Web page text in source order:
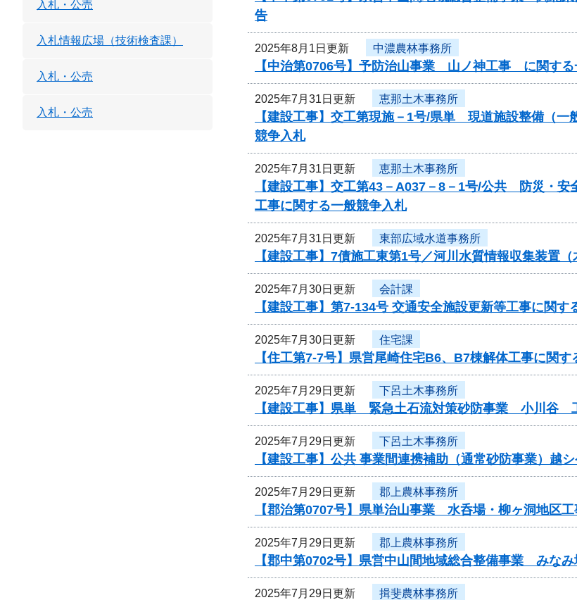
告
2025年8月1日更新 中濃農林事務所
【中治第0706号】予防治山事業 山ノ神工事 に関する
2025年7月31日更新 恵那土木事務所
【建設工事】交工第現施－1号/県単 現道施設整備（
競争入札
2025年7月31日更新 恵那土木事務所
【建設工事】交工第43－A037－8－1号/公共 防災・
工事に関する一般競争入札
2025年7月31日更新 東部広域水道事務所
【建設工事】7債施工東第1号／河川水質情報収集装置
2025年7月30日更新 会計課
【建設工事】第7-134号 交通安全施設更新等工事に関す
2025年7月30日更新 住宅課
【住工第7-7号】県営尾崎住宅B6、B7棟解体工事に関
2025年7月29日更新 下呂土木事務所
【建設工事】県単 緊急土石流対策砂防事業 小川谷
2025年7月29日更新 下呂土木事務所
【建設工事】公共 事業間連携補助（通常砂防事業）
2025年7月29日更新 郡上農林事務所
【郡治第0707号】県単治山事業 水呑場・柳ヶ洞地区
2025年7月29日更新 郡上農林事務所
【郡中第0702号】県営中山間地域総合整備事業 みな
2025年7月29日更新 揖斐農林事務所
入札・公売
入札情報広場（技術検査課）
入札・公売
入札・公売